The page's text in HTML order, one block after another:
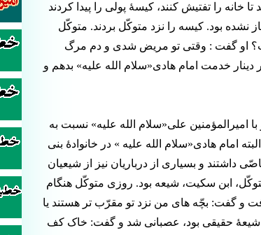
خانه را تفتیش کنند، کیسۀ پولی را پیدا کردند
نشده بود. کیسه را نزد متوکّل بردند. متوکّل
او گفت : وقتی تو مریض شدی و دم مرگ
خدمت امام هادی«سلام الله علیه» بدهم و
امیرالمؤمنین علی«سلام الله علیه» نسبت به
امام هادی«سلام الله علیه » در خانوادۀ بنی
و بسیاری از درباریان نیز از شیعیان
ابن سکیت، شیعه بود. روزی متوکّل هنگام
و گفت: بچّه های من نزد تو مقرّب تر هستند یا
حقیقی بود، عصبانی شد و گفت: خاک کف